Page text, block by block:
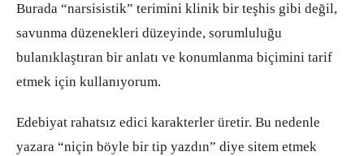
Burada “narsisistik” terimini klinik bir teşhis gibi değil,
savunma düzenekleri düzeyinde, sorumluluğu
bulanıklaştıran bir anlatı ve konumlanma biçimini tarif
etmek için kullanıyorum.
Edebiyat rahatsız edici karakterler üretir. Bu nedenle
yazara “niçin böyle bir tip yazdın” diye sitem etmek